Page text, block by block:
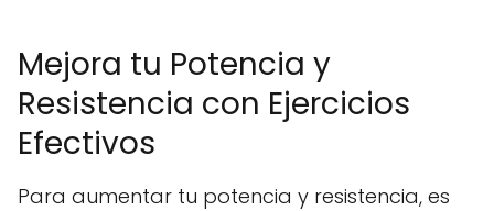
Mejora tu Potencia y
Resistencia con Ejercicios
Efectivos
Para aumentar tu potencia y resistencia, es